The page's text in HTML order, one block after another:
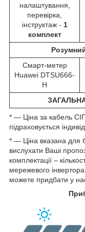
налаштування,
перевірка,
інструктаж - 1
комплект
Смарт-метер
Huawei DTSU666-
H
* ― Ціна за кабель
підраховується
* ― Ціна вказана для
вислухати Ваші
комплектації –
мережевого
можете придбати у